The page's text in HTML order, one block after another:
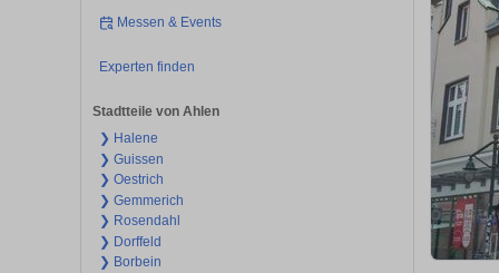
Messen & Events
Experten finden
Stadtteile von Ahlen
❯ Halene
❯ Guissen
❯ Oestrich
❯ Gemmerich
❯ Rosendahl
❯ Dorffeld
❯ Borbein